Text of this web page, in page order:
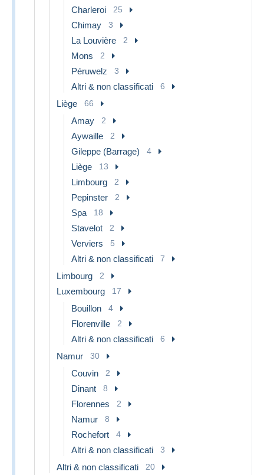
Charleroi 25
Chimay 3
La Louvière 2
Mons 2
Péruwelz 3
Altri & non classificati 6
Liège 66
Amay 2
Aywaille 2
Gileppe (Barrage) 4
Liège 13
Limbourg 2
Pepinster 2
Spa 18
Stavelot 2
Verviers 5
Altri & non classificati 7
Limbourg 2
Luxembourg 17
Bouillon 4
Florenville 2
Altri & non classificati 6
Namur 30
Couvin 2
Dinant 8
Florennes 2
Namur 8
Rochefort 4
Altri & non classificati 3
Altri & non classificati 20